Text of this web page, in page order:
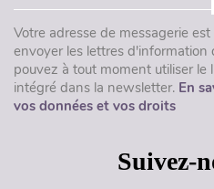
Votre adresse de messagerie
envoyer les lettres d'information
pouvez à tout moment utiliser
intégré dans la newsletter. En
vos données et vos droits
Suivez-